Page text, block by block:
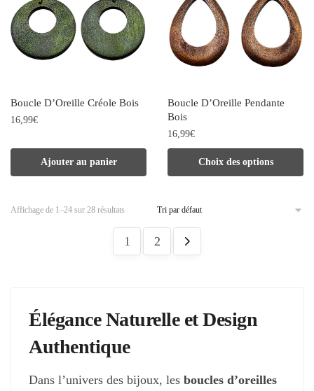
Les
options
peuvent
sur
page
Les
options
peuvent
sur
la
page
Boucle D’Oreille Créole Bois
16,99€
Ajouter au panier
Boucle D’Oreille Pendante
Bois
16,99€
Choix des options
produit
variations.
être
la
Affichage de 1–24 sur 28 résultats
1 2
Élégance Naturelle et Design
Authentique
Dans l’univers des bijoux, les boucles d’oreilles